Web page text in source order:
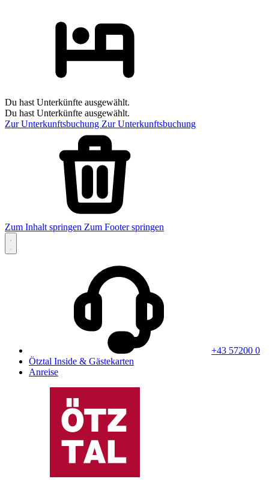
Du hast Unterkünfte ausgewählt.
Du hast Unterkünfte ausgewählt.
Zur Unterkunftsbuchung Zur Unterkunftsbuchung
Zum Inhalt springen Zum Footer springen
+43 57200 0
Ötztal Inside & Gästekarten
Anreise